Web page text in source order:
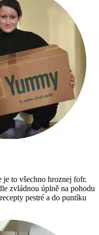
to všechno hroznej fofr.
zvládnou úplně na pohodu
pestré a do puntíku